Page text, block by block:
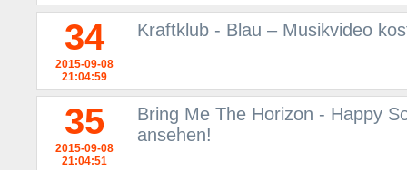
34
2015-09-08
21:04:59
Kraftklub - Blau – Musikvideo
35
2015-09-08
21:04:51
Bring Me The Horizon - Happy
ansehen!